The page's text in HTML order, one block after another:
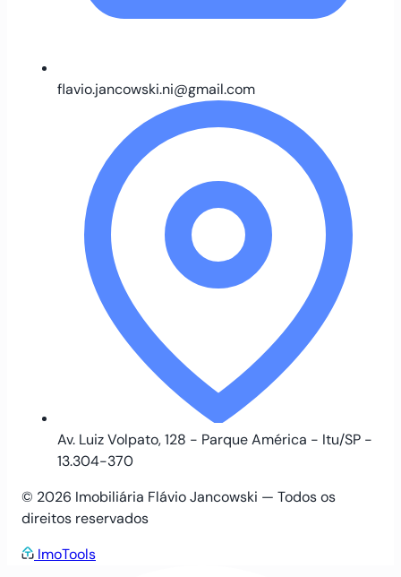
flavio.jancowski.ni@gmail.com
Av. Luiz Volpato, 128 - Parque América - Itu/SP -
13.304-370
© 2026 Imobiliária Flávio Jancowski — Todos os
direitos reservados
ImoTools